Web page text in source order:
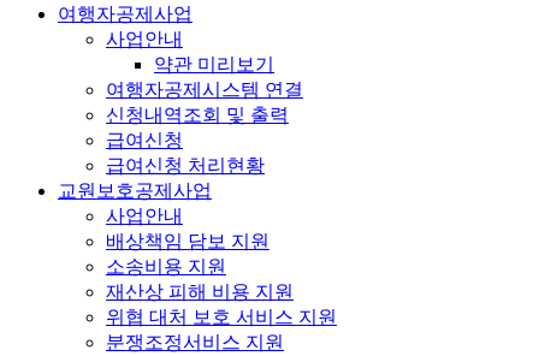
여행자공제사업
사업안내
약관 미리보기
여행자공제시스템 연결
신청내역조회 및 출력
급여신청
급여신청 처리현황
교원보호공제사업
사업안내
배상책임 담보 지원
소송비용 지원
재산상 피해 비용 지원
위협 대처 보호 서비스 지원
분쟁조정서비스 지원